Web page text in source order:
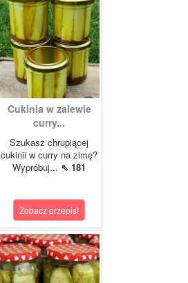
Cukinia w zalewie
curry...
Szukasz chrupiącej
cukinii w curry na zimę?
Wypróbuj... ⇖ 181
Zobacz przepis!